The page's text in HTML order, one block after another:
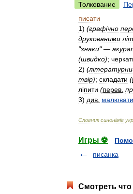
Толкование
писати
1) (графічно
друкованими лі
"знаки" —
(швидко);
2) (лі
твір); складати (
ліпити (перев
3) див малювати
Словник синонімів
Игры ⚽
писанка
Смотреть что